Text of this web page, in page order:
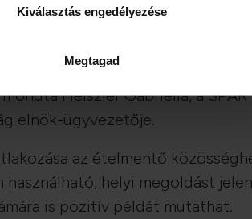
Kiválasztás engedélyezése
Megtagad
s miközben ételt mentenek, új
a környezetet óvó közösség
Heiszler Gabriella, a SPAR
elnök-ügyvezetője.
az ételmentő
használható, helyi megoldást
is pozitív példát mutathat.